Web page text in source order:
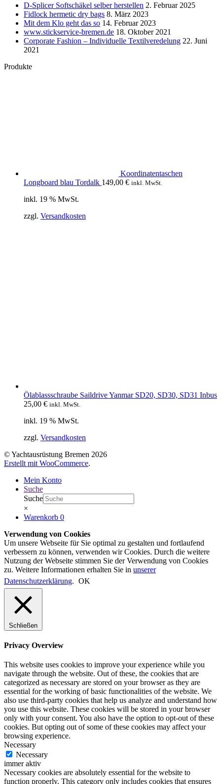
D-Splicer Softschäkel selber herstellen 2. Februar 2025
Fidlock hermetic dry bags 8. März 2023
Mit dem Klo geht das so 14. Februar 2023
www.stickservice-bremen.de 18. Oktober 2021
Corporate Fashion – Individuelle Textilveredelung 22. Juni
2021
Produkte
Koordinatentaschen
Longboard blau Tordalk 149,00 € inkl. MwSt.
inkl. 19 % MwSt.
zzgl. Versandkosten
Ölablassschraube Saildrive Yanmar SD20, SD30, SD31 Inbus
25,00 € inkl. MwSt.
inkl. 19 % MwSt.
zzgl. Versandkosten
© Yachtausrüstung Bremen 2026
Erstellt mit WooCommerce.
Mein Konto
Suche
Suche
×
Warenkorb 0
Verwendung von Cookies
Um unsere Webseite für Sie optimal zu gestalten und fortlaufend
verbessern zu können, verwenden wir Cookies. Durch die weitere
Nutzung der Webseite stimmen Sie der Verwendung von Cookies
zu. Weitere Informationen erhalten Sie in unserer
Datenschutzerklärung. OK
Schließen
Privacy Overview
This website uses cookies to improve your experience while you
navigate through the website. Out of these, the cookies that are
categorized as necessary are stored on your browser as they are
essential for the working of basic functionalities of the website. We
also use third-party cookies that help us analyze and understand how
you use this website. These cookies will be stored in your browser
only with your consent. You also have the option to opt-out of these
cookies. But opting out of some of these cookies may affect your
browsing experience.
Necessary
Necessary
immer aktiv
Necessary cookies are absolutely essential for the website to
function properly. This category only includes cookies that ensures